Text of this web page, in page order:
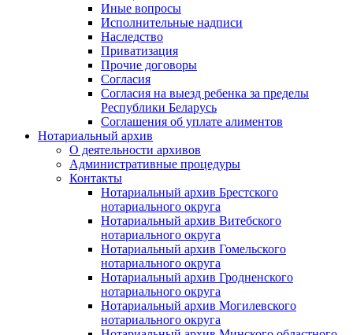
Иные вопросы
Исполнительные надписи
Наследство
Приватизация
Прочие договоры
Согласия
Согласия на выезд ребенка за пределы
Республики Беларусь
Соглашения об уплате алиментов
Нотариальный архив
О деятельности архивов
Административные процедуры
Контакты
Нотариальный архив Брестского
нотариального округа
Нотариальный архив Витебского
нотариального округа
Нотариальный архив Гомельского
нотариального округа
Нотариальный архив Гродненского
нотариального округа
Нотариальный архив Могилевского
нотариального округа